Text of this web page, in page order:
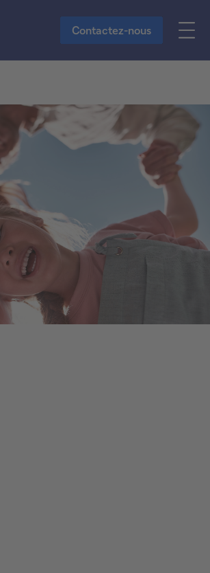
Vers le contenu principal
Contactez-nous